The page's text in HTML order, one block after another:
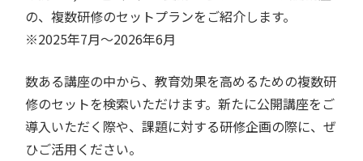
の、複数研修のセットプランをご紹介します。
※2025年7月～2026年6月
数ある講座の中から、教育効果を高めるための複数研
修のセットを検索いただけます。新たに公開講座をご
導入いただく際や、課題に対する研修企画の際に、ぜ
ひご活用ください。